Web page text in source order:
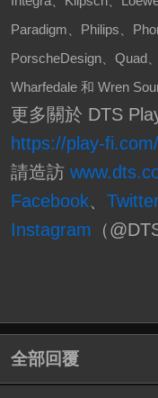
Paradigm
Philips
PorscheDesign、 Quad
Wharfedale 和 Wren
更多關於 DTS
https://play-
請造訪
Facebook、
Instagram （
全部回覆